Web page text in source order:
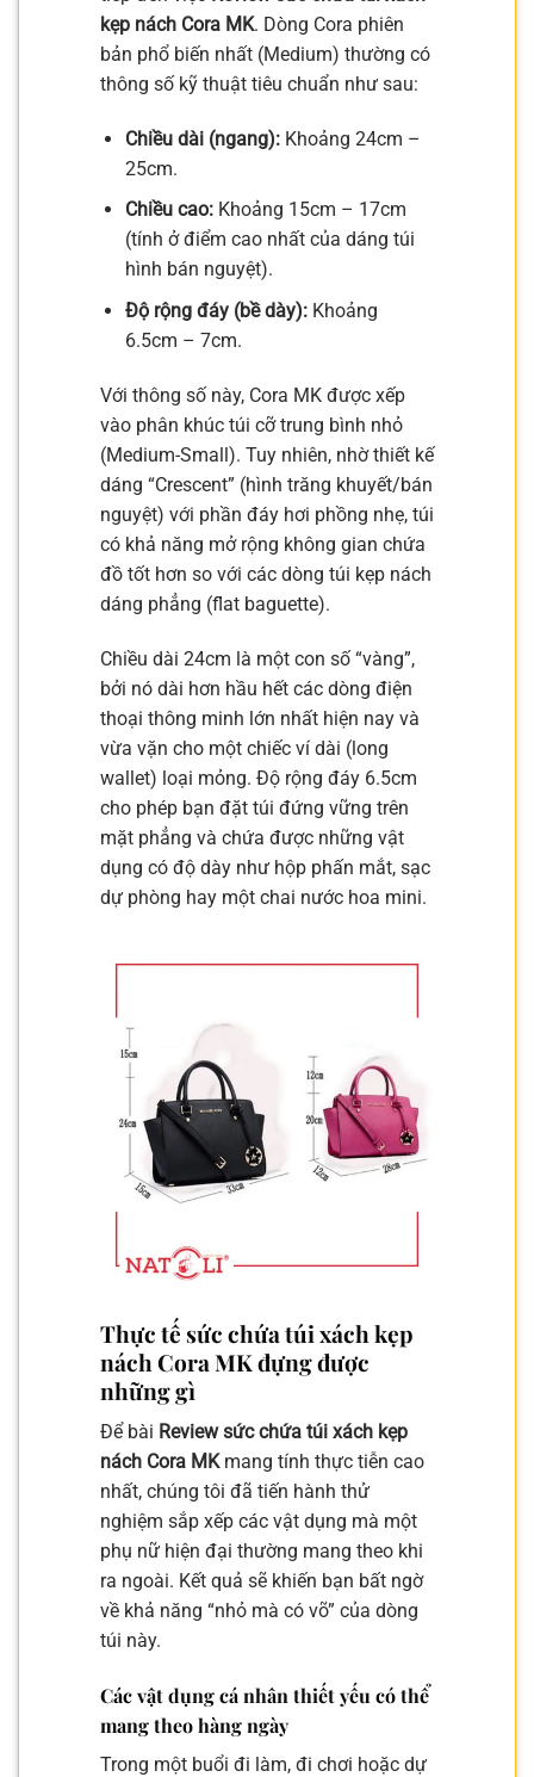
kẹp nách Cora MK. Dòng Cora phiên
bản phổ biến nhất (Medium) thường có
thông số kỹ thuật tiêu chuẩn như sau:
Chiều dài (ngang):Khoảng 24cm –
25cm.
Chiều cao:Khoảng 15cm – 17cm
(tính ở điểm cao nhất của dáng túi
hình bán nguyệt).
Độ rộng đáy (bề dày):Khoảng
6.5cm – 7cm.
Với thông số này, Cora MK được xếp
vào phân khúc túi cỡ trung bình nhỏ
(Medium-Small). Tuy nhiên, nhờ thiết kế
dáng “Crescent” (hình trăng khuyết/bán
nguyệt) với phần đáy hơi phồng nhẹ, túi
có khả năng mở rộng không gian chứa
đồ tốt hơn so với các dòng túi kẹp nách
dáng phẳng (flat baguette).
Chiều dài 24cm là một con số “vàng”,
bởi nó dài hơn hầu hết các dòng điện
thoại thông minh lớn nhất hiện nay và
vừa vặn cho một chiếc ví dài (long
wallet) loại mỏng. Độ rộng đáy 6.5cm
cho phép bạn đặt túi đứng vững trên
mặt phẳng và chứa được những vật
dụng có độ dày như hộp phấn mắt, sạc
dự phòng hay một chai nước hoa mini.
Thực tế sức chứa túi xách kẹp
nách Cora MK đựng được
những gì
Để bài Review sức chứa túi xách kẹp
nách Cora MKmang tính thực tiễn cao
nhất, chúng tôi đã tiến hành thử
nghiệm sắp xếp các vật dụng mà một
phụ nữ hiện đại thường mang theo khi
ra ngoài. Kết quả sẽ khiến bạn bất ngờ
về khả năng “nhỏ mà có võ” của dòng
túi này.
Các vật dụng cá nhân thiết yếu có thể
mang theo hàng ngày
Trong một buổi đi làm, đi chơi hoặc dự